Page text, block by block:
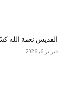
القديس نعمة الله
فبراير 6, 2026